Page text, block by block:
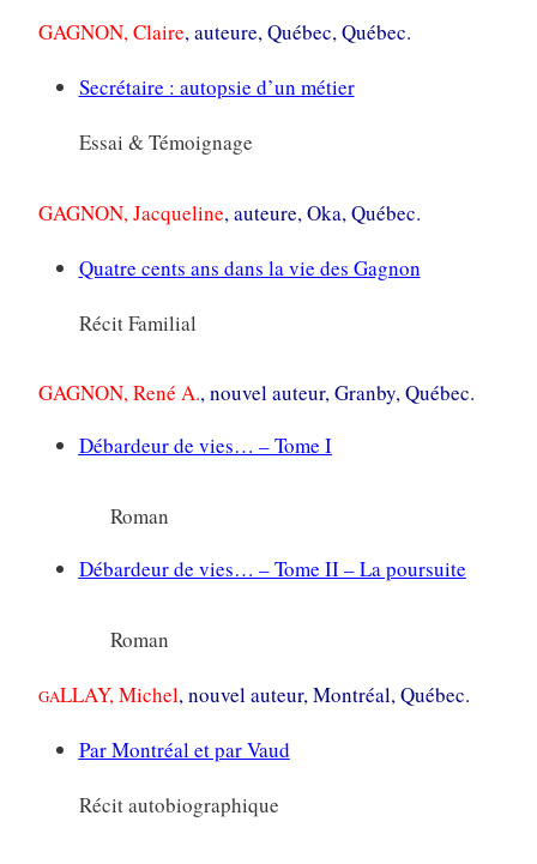
GAGNON, Claire, auteure, Québec, Québec.
Secrétaire : autopsie d’un métier
Essai & Témoignage
GAGNON, Jacqueline, auteure, Oka, Québec.
Quatre cents ans dans la vie des Gagnon
Récit Familial
GAGNON, René A., nouvel auteur, Granby, Québec.
Débardeur de vies… – Tome I
Roman
Débardeur de vies… – Tome II – La poursuite
Roman
GALLAY, Michel, nouvel auteur, Montréal, Québec.
Par Montréal et par Vaud
Récit autobiographique